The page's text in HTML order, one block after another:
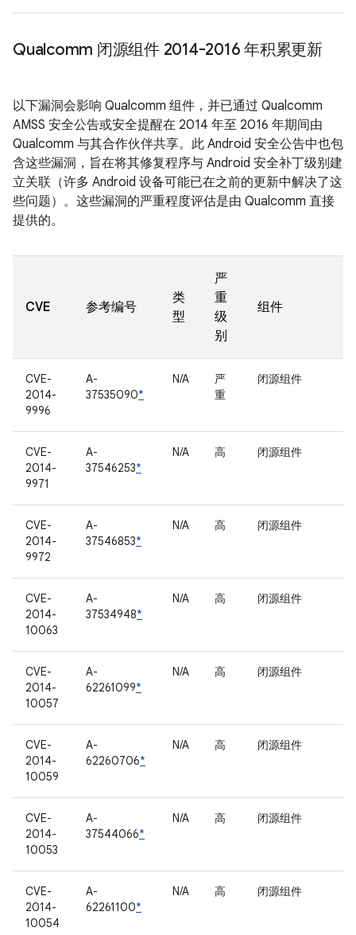
Qualcomm 闭源组件 2014-2016 年积累更新
以下漏洞会影响 Qualcomm 组件，并已通过 Qualcomm
AMSS 安全公告或安全提醒在 2014 年至 2016 年期间由
Qualcomm 与其合作伙伴共享。此 Android 安全公告中也包
含这些漏洞，旨在将其修复程序与 Android 安全补丁级别建
立关联（许多 Android 设备可能已在之前的更新中解决了这
些问题）。这些漏洞的严重程度评估是由 Qualcomm 直接
提供的。
CVE 参考编号
类
型
严
重
级
别
组件
CVE-
2014-
9996
A-
37535090*
N/A
严
重
闭源组件
CVE-
2014-
9971
A-
37546253*
N/A 高 闭源组件
CVE-
2014-
9972
A-
37546853*
N/A 高 闭源组件
CVE-
2014-
10063
A-
37534948*
N/A 高 闭源组件
CVE-
2014-
10057
A-
62261099*
N/A 高 闭源组件
CVE-
2014-
10059
A-
62260706*
N/A 高 闭源组件
CVE-
2014-
10053
A-
37544066*
N/A 高 闭源组件
CVE-
2014-
10054
A-
62261100*
N/A 高 闭源组件